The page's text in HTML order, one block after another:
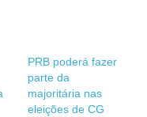
PRB poderá fazer
parte da
majoritária nas
eleições de CG